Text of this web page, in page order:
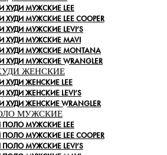
ХУДИ МУЖСКИЕ LEE
МУЖСКИЕ LEE COOPER
ХУДИ МУЖСКИЕ LEVI’S
ХУДИ МУЖСКИЕ MAVI
ХУДИ МУЖСКИЕ MONTANA
ХУДИ МУЖСКИЕ WRANGLER
ЖЕНСКИЕ
ХУДИ ЖЕНСКИЕ LEE
ЖЕНСКИЕ LEVI’S
ХУДИ ЖЕНСКИЕ WRANGLER
МУЖСКИЕ
МУЖСКИЕ LEE
МУЖСКИЕ LEE COOPER
МУЖСКИЕ LEVI’S